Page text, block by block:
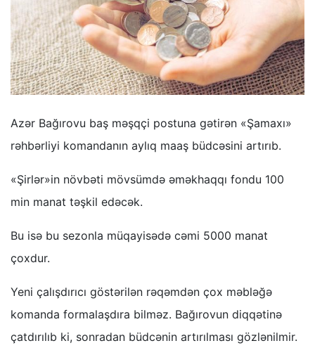
Azər Bağırovu baş məşqçi postuna gətirən «Şamaxı»
rəhbərliyi komandanın aylıq maaş büdcəsini artırıb.
«Şirlər»in növbəti mövsümdə əməkhaqqı fondu 100
min manat təşkil edəcək.
Bu isə bu sezonla müqayisədə cəmi 5000 manat
çoxdur.
Yeni çalışdırıcı göstərilən rəqəmdən çox məbləğə
komanda formalaşdıra bilməz. Bağırovun diqqətinə
çatdırılıb ki, sonradan büdcənin artırılması gözlənilmir.